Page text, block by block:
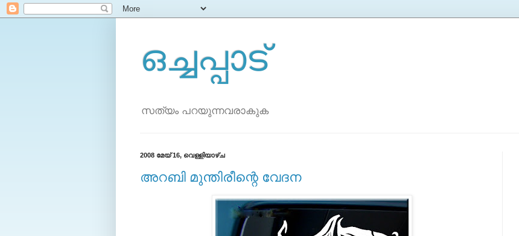
ഒച്ചപ്പാട്
സത്യം പറയുന്നവരാകുക
2008 മേയ് 16, വെള്ളിയാഴ്‌ച
അറബി മുന്തിരീന്റെ വേദന